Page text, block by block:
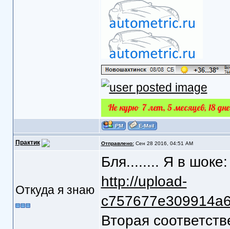
Практик Отправлено:Сен 28 2016, 04:51 AM
Откуда я знаю
Бля........ Я в шоке:
http://upload-
Вторая